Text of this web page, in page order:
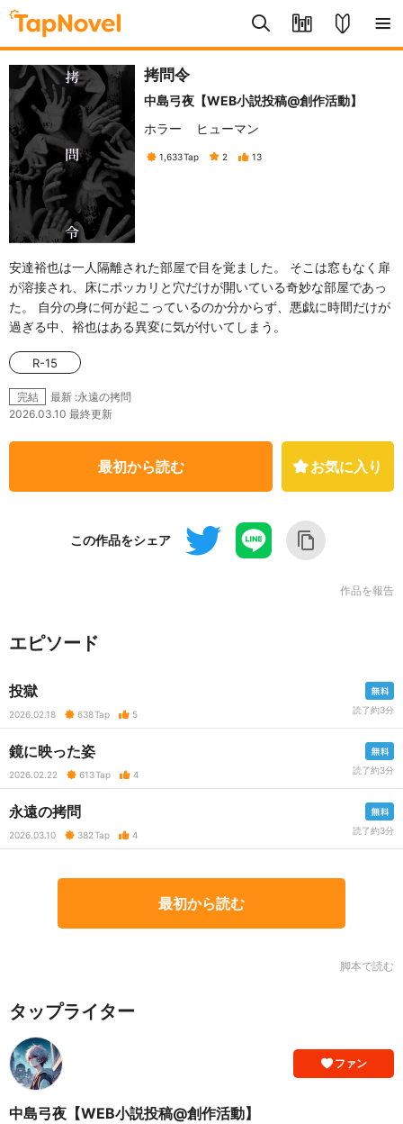
拷問令
中島弓夜【WEB小説投稿@創作活動】
ホラー
ヒューマン
1,633Tap 2 13
安達裕也は一人隔離された部屋で目を覚ました。 そこは窓もなく扉
が溶接され、床にポッカリと穴だけが開いている奇妙な部屋であっ
た。 自分の身に何が起こっているのか分からず、悪戯に時間だけが
過ぎる中、裕也はある異変に気が付いてしまう。
R-15
完結
最新 :永遠の拷問
2026.03.10 最終更新
最初から読む お気に入り
この作品をシェア
作品を報告
エピソード
投獄
2026.02.18 638Tap 5 読了約3分
鏡に映った姿
2026.02.22 613Tap 4 読了約3分
永遠の拷問
2026.03.10 382Tap 4 読了約3分
最初から読む
脚本で読む
タップライター
ファン
中島弓夜【WEB小説投稿@創作活動】